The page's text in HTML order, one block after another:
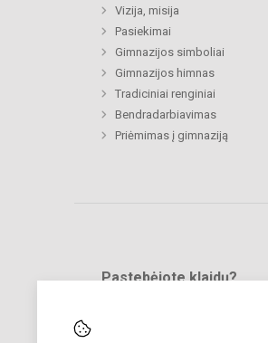
Vizija, misija
Pasiekimai
Gimnazijos simboliai
Gimnazijos himnas
Tradiciniai renginiai
Bendradarbiavimas
Priėmimas į gimnaziją
Pastebėjote klaidų?